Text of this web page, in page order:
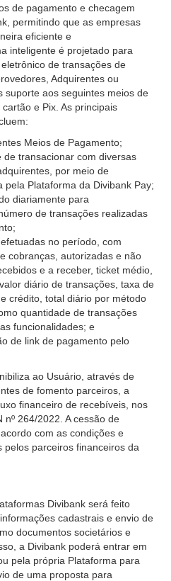
de pagamento e checagem
permitindo que as empresas
eficiente e
inteligente é projetado para
de transações de
Adquirentes ou
suporte aos seguintes meios de
e Pix. As principais
Meios de Pagamento;
de transacionar com diversas
por meio de
pela Plataforma da Divibank Pay;
diariamente para
de transações realizadas
no período, com
cobranças, autorizadas e não
e a receber, ticket médio,
diário de transações, taxa de
crédito, total diário por método
quantidade de transações
funcionalidades; e
de link de pagamento pelo
ao Usuário, através de
de fomento parceiros, a
financeiro de recebíveis, nos
nº 264/2022. A cessão de
com as condições e
pelos parceiros financeiros da
Divibank será feito
cadastrais e envio de
documentos societários e
a Divibank poderá entrar em
pela própria Plataforma para
de uma proposta para